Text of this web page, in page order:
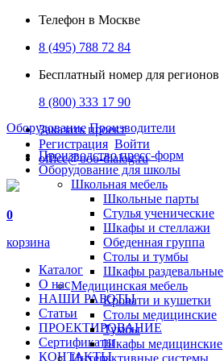
Телефон в Москве
8 (495) 788 72 84
Бесплатный номер для регионов
8 (800) 333 17 90
Заказать проект
Регистрация Войти
office@ooo-dialog.ru
0
корзина
Каталог
О нас
НАШИ РАБОТЫ
Статьи
ПРОЕКТИРОВАНИЕ
Сертификаты
КОНТАКТЫ
Оборудование Производители
Производство пресс-форм
Оборудование для школы
Школьная мебель
Школьные парты
Стулья ученические
Шкафы и стеллажи
Обеденная группа
Столы и тумбы
Шкафы раздевальные
Медицинская мебель
Кровати и кушетки
Столы медицинские
Тумбы
Шкафы медицинские
Интерактивные системы